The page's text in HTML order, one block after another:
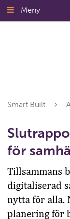
Gå
till
Meny
Smart Built
för
Tillsammans
digitaliserad
nytta för alla.
planering för